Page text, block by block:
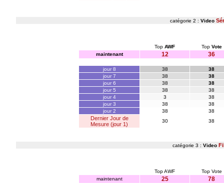
catégorie 2 : Video
Top AWF Top Vote
maintenant
12 36
jour 8 38
38
jour 7
38
38
jour 6
38
38
jour 5
38
38
jour 4
3
38
jour 3
38
38
jour 2
38 38
Dernier Jour de
Mesure (jour 1)
30 38
catégorie 3 : Video
Top AWF
Top Vote
maintenant
25 78